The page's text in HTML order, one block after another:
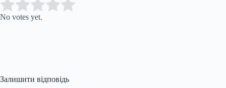
Rate this item:
No votes yet.
Залишити відповідь